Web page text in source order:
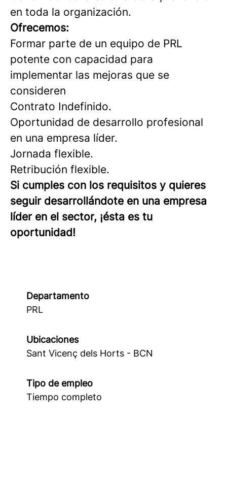
en toda la organización.
Ofrecemos:
Formar parte de un equipo de PRL
potente con capacidad para
implementar las mejoras que se
consideren
Contrato Indefinido.
Oportunidad de desarrollo profesional
en una empresa líder.
Jornada flexible.
Retribución flexible.
Si cumples con los requisitos y quieres
seguir desarrollándote en una empresa
líder en el sector, ¡ésta es tu
oportunidad!
Departamento
PRL
Ubicaciones
Sant Vicenç dels Horts - BCN
Tipo de empleo
Tiempo completo